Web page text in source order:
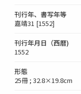
刊行年、書写年等
嘉靖31 [1552]
刊行年月日（西暦)
1552
形態
25冊 ; 32.8×19.8cm